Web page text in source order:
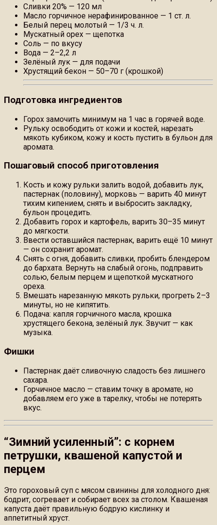
Сливки 20% — 120 мл
Масло горчичное нерафинированное — 1 ст. л.
Белый перец молотый — 1/3 ч. л.
Мускатный орех — щепотка
Соль — по вкусу
Вода — 2–2,2 л
Зелёный лук — для подачи
Хрустящий бекон — 50–70 г (крошкой)
Подготовка ингредиентов
Горох замочить минимум на 1 час в горячей воде.
Рульку освободить от кожи и костей, нарезать
мякоть кубиком, кожу и кость пустить в бульон для
аромата.
Пошаговый способ приготовления
Кость и кожу рульки залить водой, добавить лук,
пастернак (половину), морковь — варить 40 минут
тихим кипением, снять и выбросить закладку,
бульон процедить.
Добавить горох и картофель, варить 30–35 минут
до мягкости.
Ввести оставшийся пастернак, варить ещё 10 минут
— он сохранит аромат.
Снять с огня, добавить сливки, пробить блендером
до бархата. Вернуть на слабый огонь, подправить
солью, белым перцем и щепоткой мускатного
ореха.
Вмешать нарезанную мякоть рульки, прогреть 2–3
минуты, но не кипятить.
Подача: капля горчичного масла, крошка
хрустящего бекона, зелёный лук. Звучит — как
музыка.
Фишки
Пастернак даёт сливочную сладость без лишнего
сахара.
Горчичное масло — ставим точку в аромате, но
добавляем его уже в тарелку, чтобы не потерять
вкус.
“Зимний усиленный”: с корнем
петрушки, квашеной капустой и
перцем
Это гороховый суп с мясом свинины для холодного дня:
бодрит, согревает и собирает всех за столом. Квашеная
капуста даёт правильную бодрую кислинку и
аппетитный хруст.